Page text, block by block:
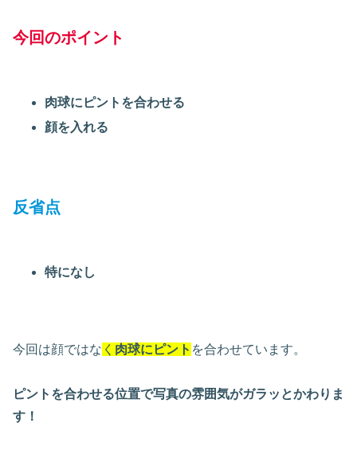
今回のポイント
肉球にピントを合わせる
顔を入れる
反省点
特になし
今回は顔ではな く 肉球にピント を合わせています。
ピントを合わせる位置で写真の雰囲気がガラッとかわりま
す！